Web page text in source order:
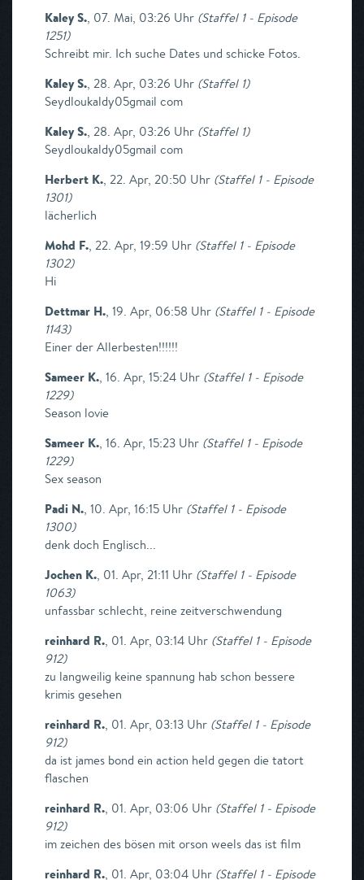
Kaley S., 07. Mai, 03:26 Uhr (Staffel 1 - Episode
1251)
Schreibt mir. Ich suche Dates und schicke Fotos.
Kaley S., 28. Apr, 03:26 Uhr (Staffel 1)
Seydloukaldy05gmail com
Kaley S., 28. Apr, 03:26 Uhr (Staffel 1)
Seydloukaldy05gmail com
Herbert K., 22. Apr, 20:50 Uhr (Staffel 1 - Episode
1301)
lächerlich
Mohd F., 22. Apr, 19:59 Uhr (Staffel 1 - Episode
1302)
Hi
Dettmar H., 19. Apr, 06:58 Uhr (Staffel 1 - Episode
1143)
Einer der Allerbesten!!!!!!
Sameer K., 16. Apr, 15:24 Uhr (Staffel 1 - Episode
1229)
Season lovie
Sameer K., 16. Apr, 15:23 Uhr (Staffel 1 - Episode
1229)
Sex season
Padi N., 10. Apr, 16:15 Uhr (Staffel 1 - Episode
1300)
denk doch Englisch...
Jochen K., 01. Apr, 21:11 Uhr (Staffel 1 - Episode
1063)
unfassbar schlecht, reine zeitverschwendung
reinhard R., 01. Apr, 03:14 Uhr (Staffel 1 - Episode
912)
zu langweilig keine spannung hab schon bessere
krimis gesehen
reinhard R., 01. Apr, 03:13 Uhr (Staffel 1 - Episode
912)
da ist james bond ein action held gegen die tatort
flaschen
reinhard R., 01. Apr, 03:06 Uhr (Staffel 1 - Episode
912)
im zeichen des bösen mit orson weels das ist film
reinhard R., 01. Apr, 03:04 Uhr (Staffel 1 - Episode